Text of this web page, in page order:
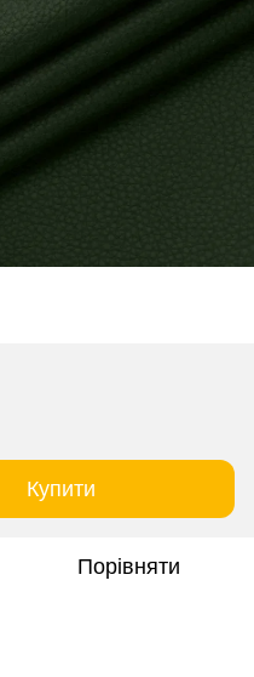
Купити
Порівняти